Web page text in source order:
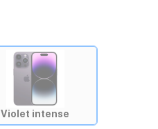
Violet intense